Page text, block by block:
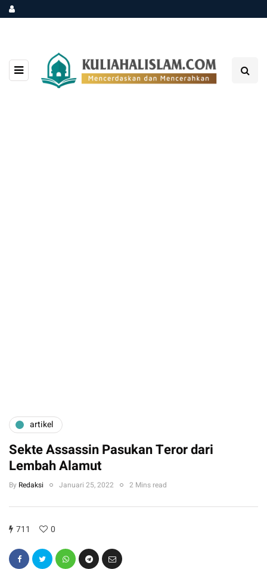
artikel
Sekte Assassin Pasukan Teror dari
Lembah Alamut
By Redaksi Januari 25, 2022 2 Mins read
711 0